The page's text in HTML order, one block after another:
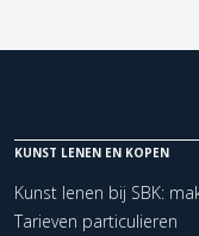
KUNST LENEN EN KOPEN
Kunst lenen bij SBK:
Tarieven particulieren